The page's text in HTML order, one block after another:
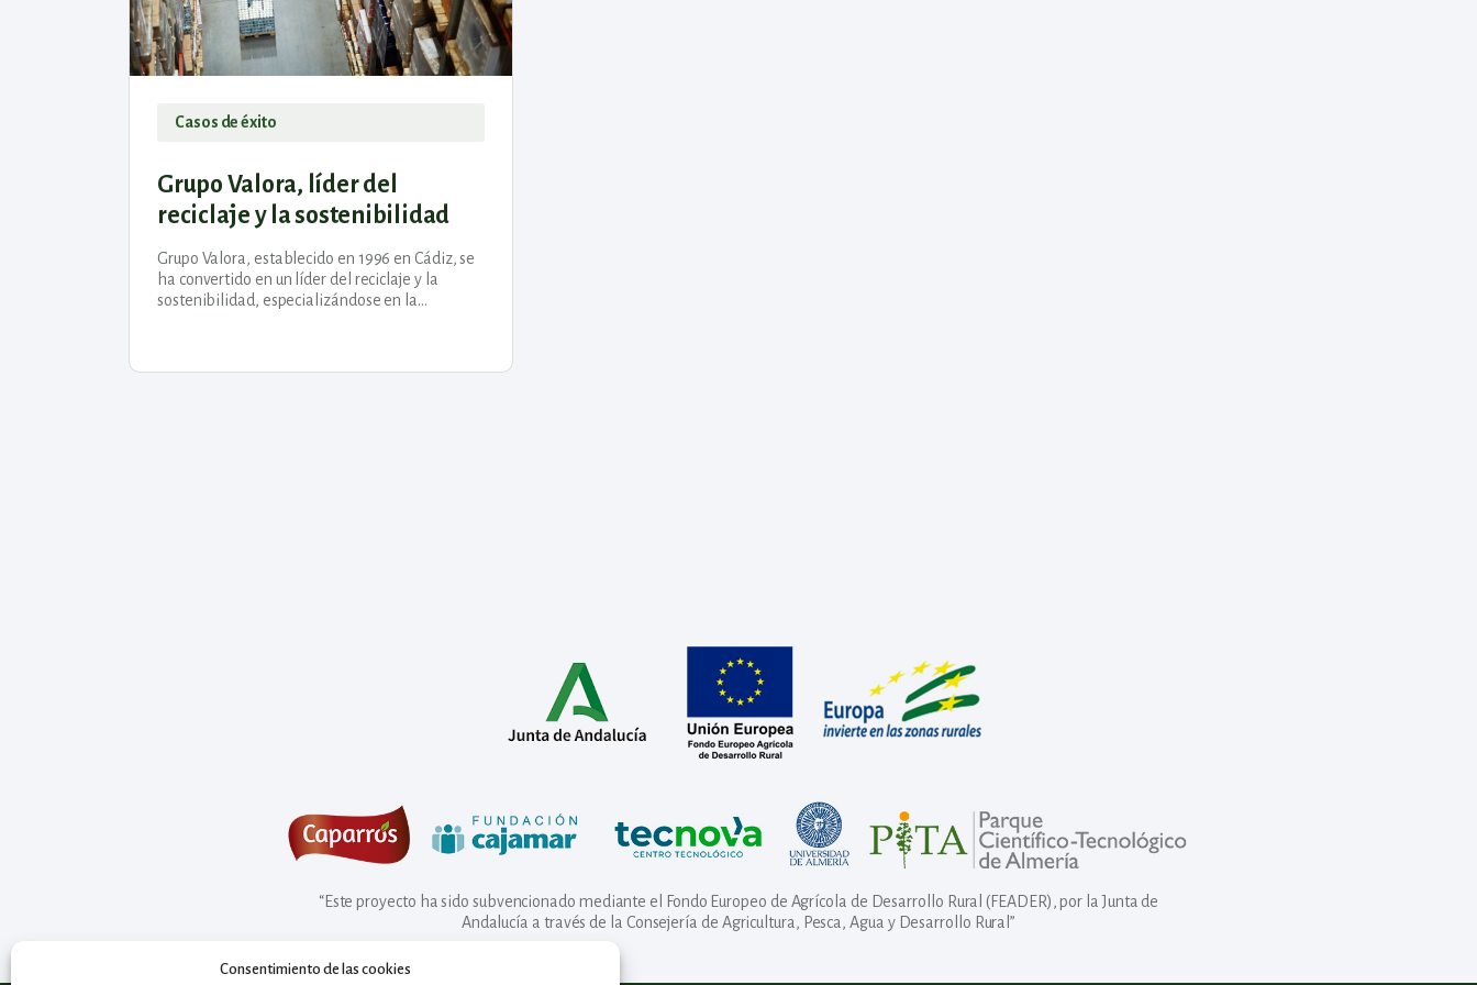
Consentimiento de las cookies
Casos de éxito
Grupo Valora, líder del
reciclaje y la sostenibilidad
Grupo Valora, establecido en 1996 en Cádiz, se
ha convertido en un líder del reciclaje y la
sostenibilidad, especializándose en la
“Este proyecto ha sido subvencionado mediante el Fondo Europeo de Agrícola de Desarrollo Rural (FEADER), por la Junta de
Andalucía a través de la Consejería de Agricultura, Pesca, Agua y Desarrollo Rural”